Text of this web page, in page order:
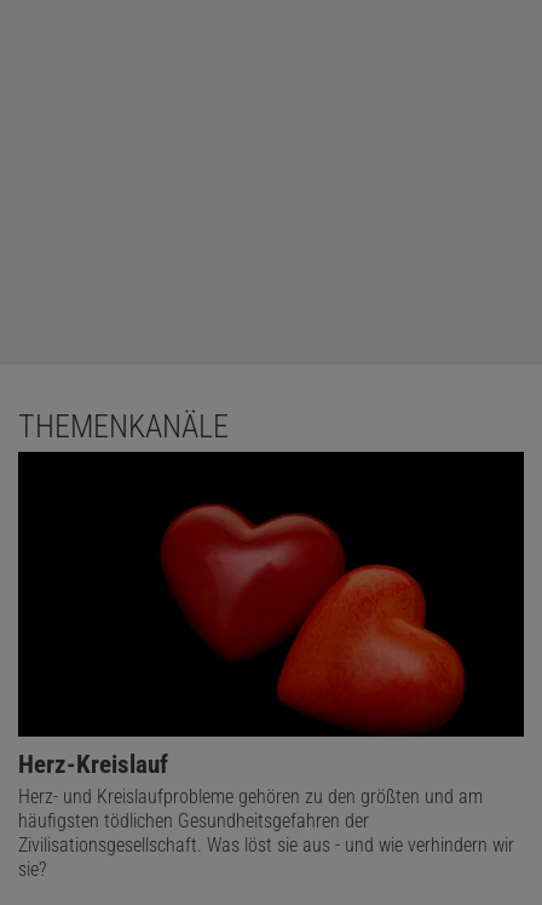
THEMENKANÄLE
Herz-Kreislauf
Herz- und Kreislaufprobleme gehören zu den größten und am
häufigsten tödlichen Gesundheitsgefahren der
Zivilisationsgesellschaft. Was löst sie aus - und wie verhindern wir
sie?